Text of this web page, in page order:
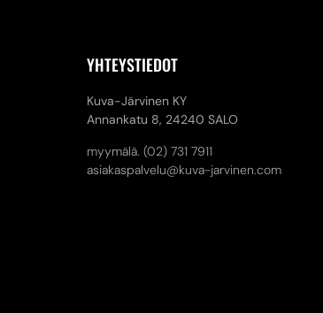
YHTEYSTIEDOT
Kuva-Järvinen KY
Annankatu 8, 24240 SALO
myymälä. (02) 731 7911
asiakaspalvelu@kuva-jarvinen.com